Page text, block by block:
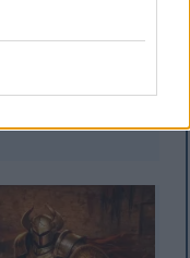
sooča z nekoliko
Vitezom Crucible
Redmane.